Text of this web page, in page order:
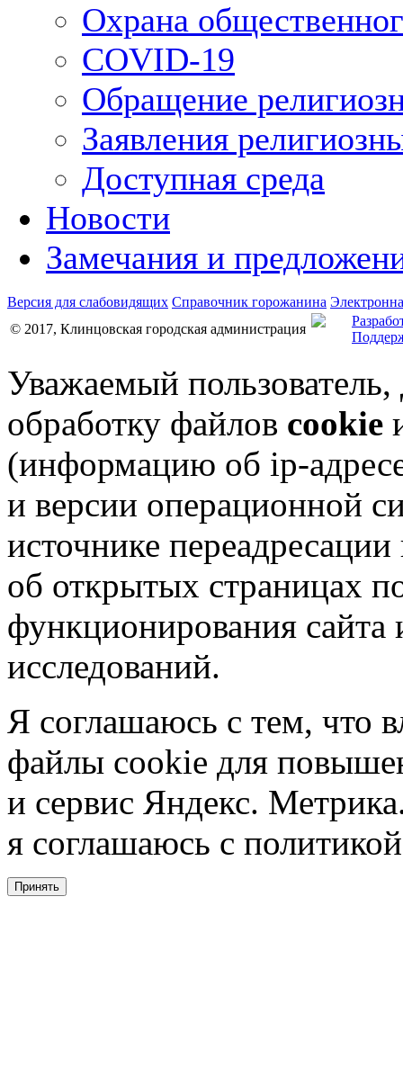
Охрана
COVID-19
Обращение
Заявления
Доступная среда
Новости
Замечания и
Версия для слабовидящих Справочник горожанина
© 2017, Клинцовская городская администрация
Уважаемый
обработку файлов cookie
(информацию об ip-
и версии операционной
источнике переадресации
об открытых страницах
функционирования сайта
исследований.
Я соглашаюсь с тем, что
файлы cookie для
и сервис Яндекс.
я соглашаюсь с
Принять